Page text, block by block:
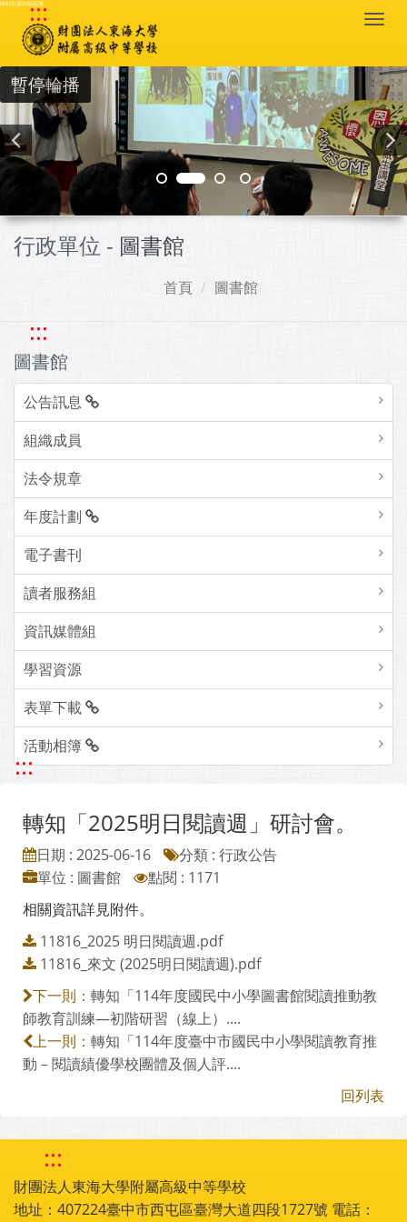
跳到主要內容區塊
:::
暫停輪播
行政單位 - 圖書館
首頁 圖書館
:::
圖書館
公告訊息
組織成員
法令規章
年度計劃
電子書刊
讀者服務組
資訊媒體組
學習資源
表單下載
活動相簿
:::
轉知「2025明日閱讀週」研討會。
日期 : 2025-06-16
分類 : 行政公告
單位 : 圖書館
點閱 : 1171
相關資訊詳見附件。
11816_2025 明日閱讀週.pdf
11816_來文 (2025明日閱讀週).pdf
下一則： 轉知「114年度國民中小學圖書館閱讀推動教
師教育訓練—初階研習（線上）....
上一則： 轉知「114年度臺中市國民中小學閱讀教育推
動－閱讀績優學校團體及個人評....
回列表
:::
財團法人東海大學附屬高級中等學校
地址：407224臺中市西屯區臺灣大道四段1727號 電話：